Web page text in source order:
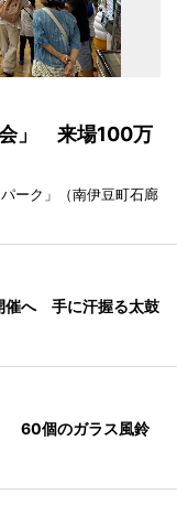
会」 来場100万
ーク」（南伊豆町石廊
催へ 手に汗握る太鼓
60個のガラス風鈴